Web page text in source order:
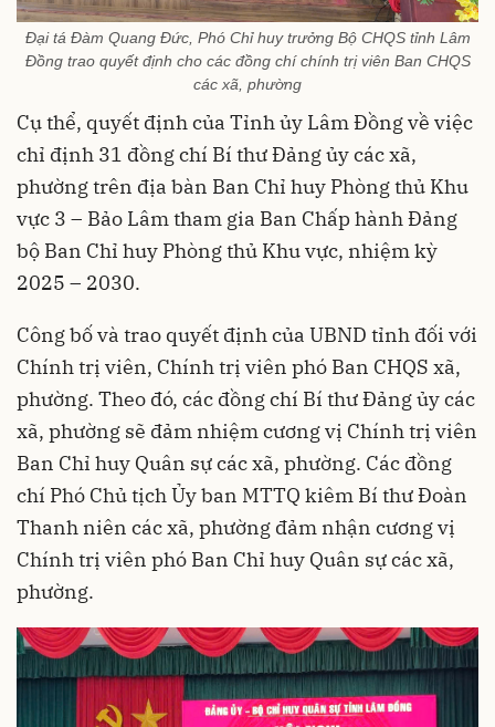
Đại tá Đàm Quang Đức, Phó Chỉ huy trưởng Bộ CHQS tỉnh Lâm
Đồng trao quyết định cho các đồng chí chính trị viên Ban CHQS
các xã, phường
Cụ thể, quyết định của Tỉnh ủy Lâm Đồng về việc
chỉ định 31 đồng chí Bí thư Đảng ủy các xã,
phường trên địa bàn Ban Chỉ huy Phòng thủ Khu
vực 3 – Bảo Lâm tham gia Ban Chấp hành Đảng
bộ Ban Chỉ huy Phòng thủ Khu vực, nhiệm kỳ
2025 – 2030.
Công bố và trao quyết định của UBND tỉnh đối với
Chính trị viên, Chính trị viên phó Ban CHQS xã,
phường. Theo đó, các đồng chí Bí thư Đảng ủy các
xã, phường sẽ đảm nhiệm cương vị Chính trị viên
Ban Chỉ huy Quân sự các xã, phường. Các đồng
chí Phó Chủ tịch Ủy ban MTTQ kiêm Bí thư Đoàn
Thanh niên các xã, phường đảm nhận cương vị
Chính trị viên phó Ban Chỉ huy Quân sự các xã,
phường.